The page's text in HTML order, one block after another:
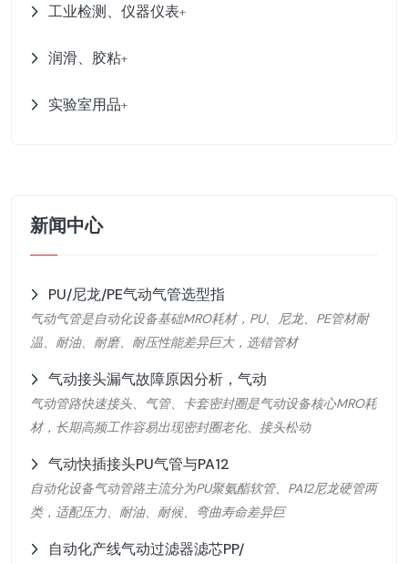
工业检测、仪器仪表+
润滑、胶粘+
实验室用品+
新闻中心
PU/尼龙/PE气动气管选型指
气动气管是自动化设备基础MRO耗材，PU、尼龙、PE管材耐
温、耐油、耐磨、耐压性能差异巨大，选错管材
气动接头漏气故障原因分析，气动
气动管路快速接头、气管、卡套密封圈是气动设备核心MRO耗
材，长期高频工作容易出现密封圈老化、接头松动
气动快插接头PU气管与PA12
自动化设备气动管路主流分为PU聚氨酯软管、PA12尼龙硬管两
类，适配压力、耐油、耐候、弯曲寿命差异巨
自动化产线气动过滤器滤芯PP/